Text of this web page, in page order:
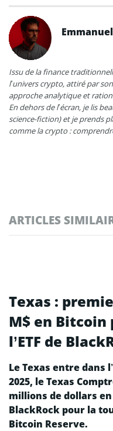
Issu de la finance
l’univers crypto, attiré par
approche analytique et
En dehors de l’écran, je lis
science-fiction) et je prends
comme la crypto :
ARTICLES
Texas :
M$ en Bitcoin
l’ETF de
Le Texas entre dans
2025, le Texas
millions de dollars en
BlackRock pour la
Bitcoin Reserve.